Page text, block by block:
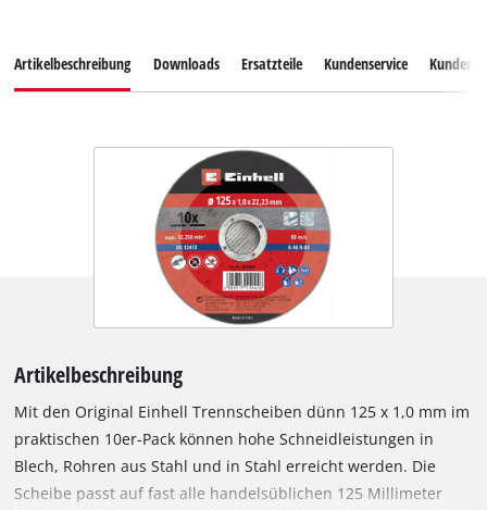
Artikelbeschreibung Downloads Ersatzteile Kundenservice
Artikelbeschreibung
Mit den Original Einhell Trennscheiben dünn 125 x 1,0 mm im
praktischen 10er-Pack können hohe Schneidleistungen in
Blech, Rohren aus Stahl und in Stahl erreicht werden. Die
Scheibe passt auf fast alle handelsüblichen 125 Millimeter